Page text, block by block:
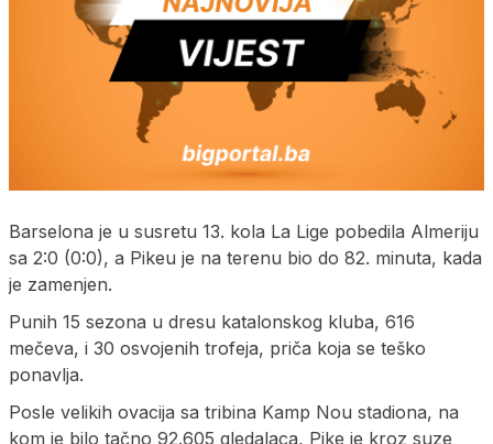
Barselona je u susretu 13. kola La Lige pobedila Almeriju
sa 2:0 (0:0), a Pikeu je na terenu bio do 82. minuta, kada
je zamenjen.
Punih 15 sezona u dresu katalonskog kluba, 616
mečeva, i 30 osvojenih trofeja, priča koja se teško
ponavlja.
Posle velikih ovacija sa tribina Kamp Nou stadiona, na
kom je bilo tačno 92.605 gledalaca, Pike je kroz suze